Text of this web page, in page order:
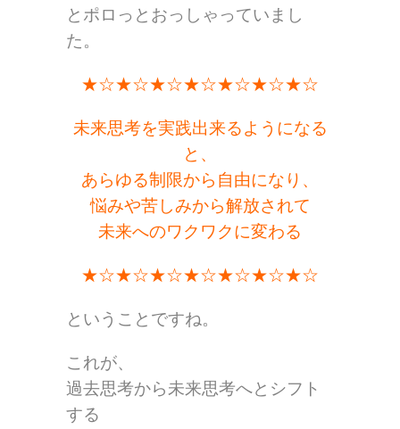
とポロっとおっしゃっていまし
た。
★☆★☆★☆★☆★☆★☆★☆
未来思考を実践出来るようになる
と、
あらゆる制限から自由になり、
悩みや苦しみから解放されて
未来へのワクワクに変わる
★☆★☆★☆★☆★☆★☆★☆
ということですね。
これが、
過去思考から未来思考へとシフト
する